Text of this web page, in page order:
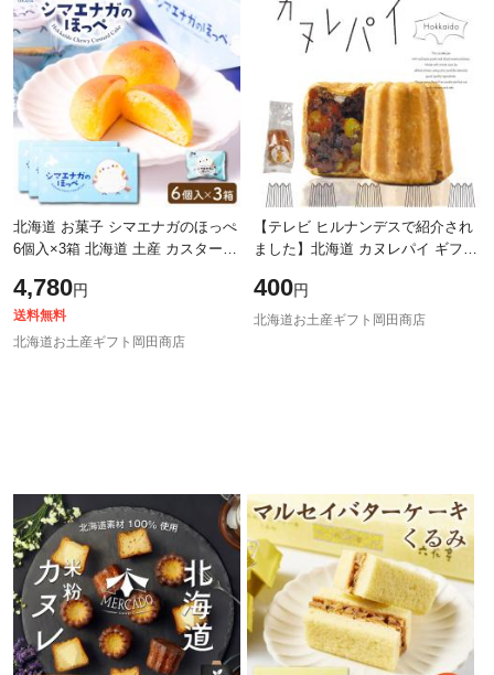
北海道 お菓子 シマエナガのほっぺ
6個入×3箱 北海道 土産 カスタード
装 かわいい 北海道限定 スイーツ
4,780円
送料無料
北海道お土産ギフト岡田商店
【テレビ ヒルナンデスで紹介され
ました】北海道 カヌレパイ ギフト
ツ お菓子 焼き菓子 お菓子 スイー
400円
北海道お土産ギフト岡田商店